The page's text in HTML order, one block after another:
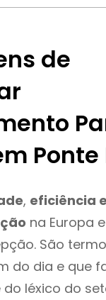
de
Ponte
, eficiência
na Europa
São
do dia e que
léxico do